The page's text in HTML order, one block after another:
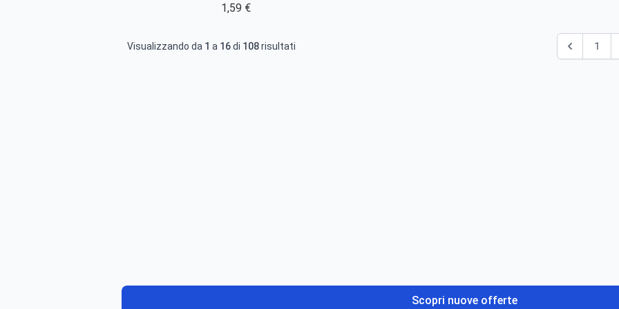
1,59 €
Visualizzando da 1 a 16di 108risultati 1
Scopri nuove offerte